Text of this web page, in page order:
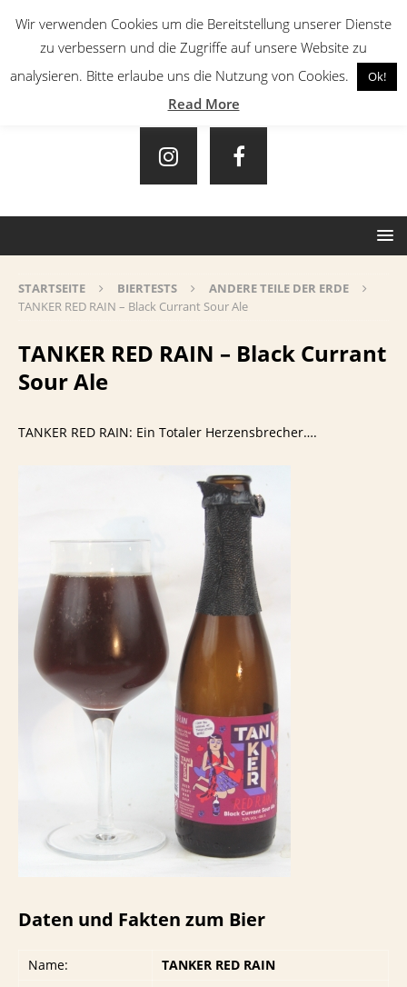
STARTSEITE BIERTESTS
ANDERE TEILE DER ERDE
TANKER RED RAIN – Black Currant Sour Ale
TANKER RED RAIN – Black Currant
Sour Ale
TANKER RED RAIN: Ein Totaler Herzensbrecher….
Daten und Fakten zum Bier
Name:
TANKER RED RAIN
Wir verwenden Cookies um die Bereitstellung unserer Dienste
zu verbessern und die Zugriffe auf unsere Website zu
analysieren. Bitte erlaube uns die Nutzung von Cookies.
Ok!
Read More